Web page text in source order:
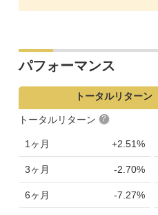
2025年02月
2025年01月
2024年12月
2024年11月
パフォーマンス
トータルリターン
トータルリターン
1ヶ月 +2.51%
3ヶ月 -2.70%
6ヶ月 -7.27%